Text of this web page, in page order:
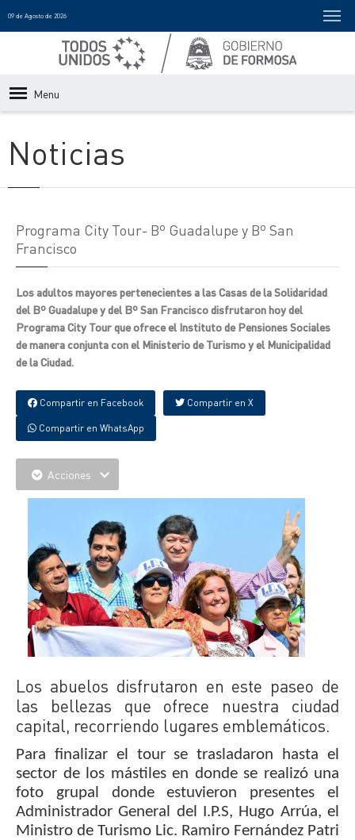
09 de Agosto de 2026
Menu
Noticias
Programa City Tour- Bº Guadalupe y Bº San
Francisco
Los adultos mayores pertenecientes a las Casas de la Solidaridad
del Bº Guadalupe y del Bº San Francisco disfrutaron hoy del
Programa City Tour que ofrece el Instituto de Pensiones Sociales
de manera conjunta con el Ministerio de Turismo y el Municipalidad
de la Ciudad.
Compartir en Facebook Compartir en X
Compartir en WhatsApp
Acciones
Los abuelos disfrutaron en este paseo de
las bellezas que ofrece nuestra ciudad
capital, recorriendo lugares emblemáticos.
Para finalizar el tour se trasladaron hasta el
sector de los mástiles en donde se realizó una
foto grupal donde estuvieron presentes el
Administrador General del I.P.S, Hugo Arrúa, el
Ministro de Turismo Lic. Ramiro Fernández Patri